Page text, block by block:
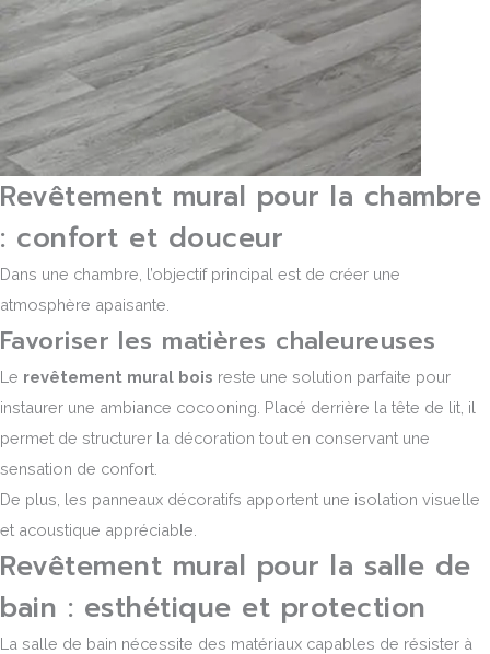
Revêtement mural pour la chambre
: confort et douceur
Dans une chambre, l’objectif principal est de créer une
atmosphère apaisante.
Favoriser les matières chaleureuses
Le revêtement mural bois reste une solution parfaite pour
instaurer une ambiance cocooning. Placé derrière la tête de lit, il
permet de structurer la décoration tout en conservant une
sensation de confort.
De plus, les panneaux décoratifs apportent une isolation visuelle
et acoustique appréciable.
Revêtement mural pour la salle de
bain : esthétique et protection
La salle de bain nécessite des matériaux capables de résister à